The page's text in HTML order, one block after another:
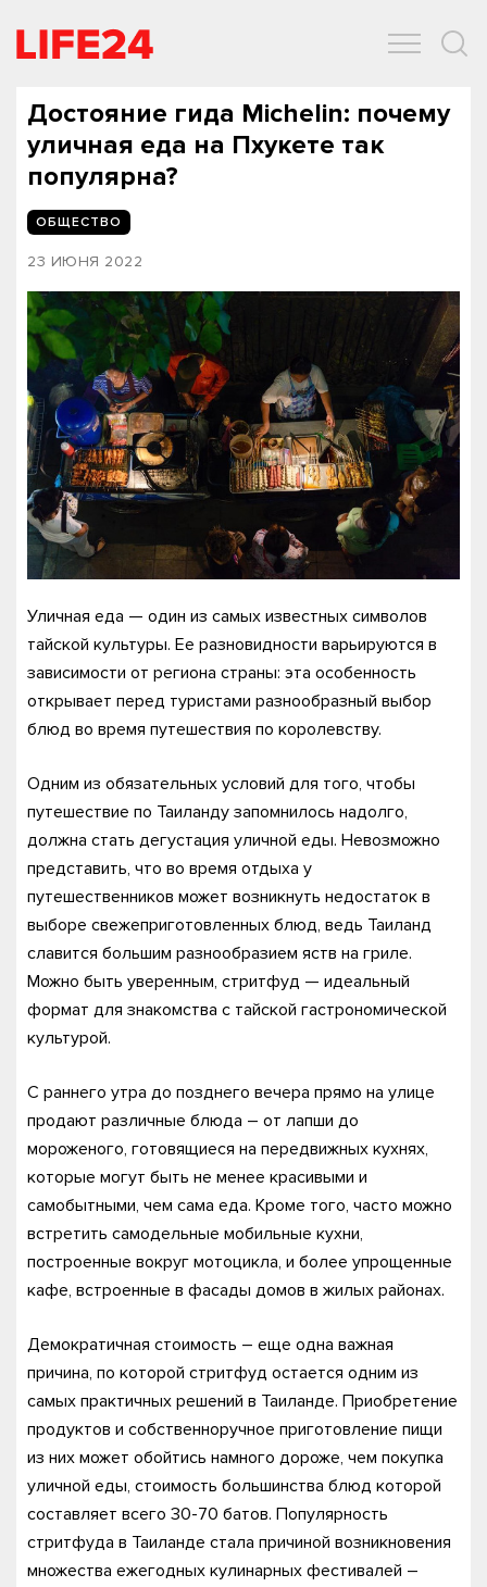
Достояние гида Michelin: почему
уличная еда на Пхукете так
популярна?
ОБЩЕСТВО
23 ИЮНЯ 2022
Уличная еда — один из самых известных символов
тайской культуры. Ее разновидности варьируются в
зависимости от региона страны: эта особенность
открывает перед туристами разнообразный выбор
блюд во время путешествия по королевству.
Одним из обязательных условий для того, чтобы
путешествие по Таиланду запомнилось надолго,
должна стать дегустация уличной еды. Невозможно
представить, что во время отдыха у
путешественников может возникнуть недостаток в
выборе свежеприготовленных блюд, ведь Таиланд
славится большим разнообразием яств на гриле.
Можно быть уверенным, стритфуд — идеальный
формат для знакомства с тайской гастрономической
культурой.
С раннего утра до позднего вечера прямо на улице
продают различные блюда – от лапши до
мороженого, готовящиеся на передвижных кухнях,
которые могут быть не менее красивыми и
самобытными, чем сама еда. Кроме того, часто можно
встретить самодельные мобильные кухни,
построенные вокруг мотоцикла, и более упрощенные
кафе, встроенные в фасады домов в жилых районах.
Демократичная стоимость – еще одна важная
причина, по которой стритфуд остается одним из
самых практичных решений в Таиланде. Приобретение
продуктов и собственноручное приготовление пищи
из них может обойтись намного дороже, чем покупка
уличной еды, стоимость большинства блюд которой
составляет всего 30-70 батов. Популярность
стритфуда в Таиланде стала причиной возникновения
множества ежегодных кулинарных фестивалей –